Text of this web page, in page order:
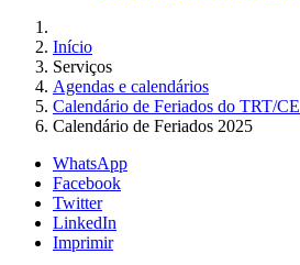
Início
Serviços
Agendas e calendários
Calendário de Feriados do TRT/CE
Calendário de Feriados 2025
WhatsApp
Facebook
Twitter
LinkedIn
Imprimir